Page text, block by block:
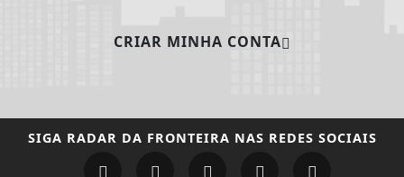
CRIAR MINHA CONTA
SIGA RADAR DA FRONTEIRA NAS REDES SOCIAIS